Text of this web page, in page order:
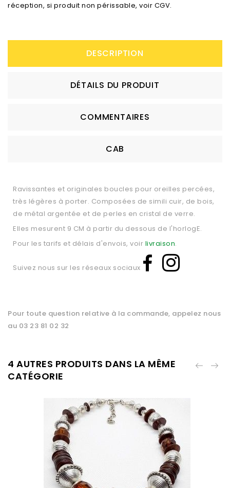
réception, si produit non périssable, voir CGV.
DESCRIPTION
DÉTAILS DU PRODUIT
COMMENTAIRES
CAB
Ravissantes et originales boucles pour oreilles percées,
très légères à porter. Composées de simili cuir, de bois,
de métal argentée et de perles en cristal de verre.
Elles mesurent 9 CM à partir du dessous de l'horlogE.
Pour les tarifs et délais d'envois, voir livraison.
Suivez nous sur les réseaux sociaux
Pour toute question relative à la commande, appelez nous
au 03 23 81 02 32
4 AUTRES PRODUITS DANS LA MÊME
CATÉGORIE